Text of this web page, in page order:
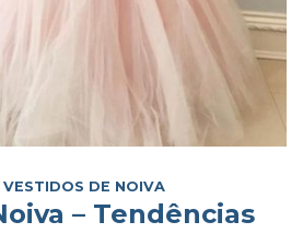
VESTIDOS DE NOIVA
– Tendências